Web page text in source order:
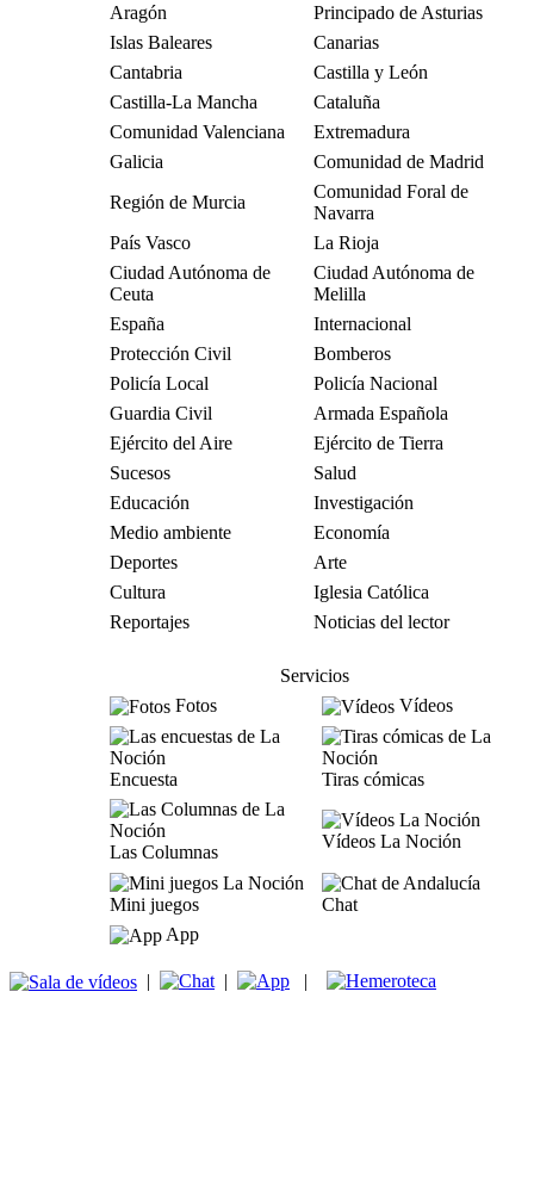
Aragón
Principado de Asturias
Islas Baleares
Canarias
Cantabria
Castilla y León
Castilla-La Mancha
Cataluña
Comunidad Valenciana
Extremadura
Galicia
Comunidad de Madrid
Región de Murcia
Comunidad Foral de
Navarra
País Vasco
La Rioja
Ciudad Autónoma de
Ceuta
Ciudad Autónoma de
Melilla
España
Internacional
Protección Civil
Bomberos
Policía Local
Policía Nacional
Guardia Civil
Armada Española
Ejército del Aire
Ejército de Tierra
Sucesos
Salud
Educación
Investigación
Medio ambiente
Economía
Deportes
Arte
Cultura
Iglesia Católica
Reportajes
Noticias del lector
Servicios
Fotos
Vídeos
Encuesta Tiras cómicas
Las Columnas
Vídeos La Noción
Mini juegos
Chat
App
| | |